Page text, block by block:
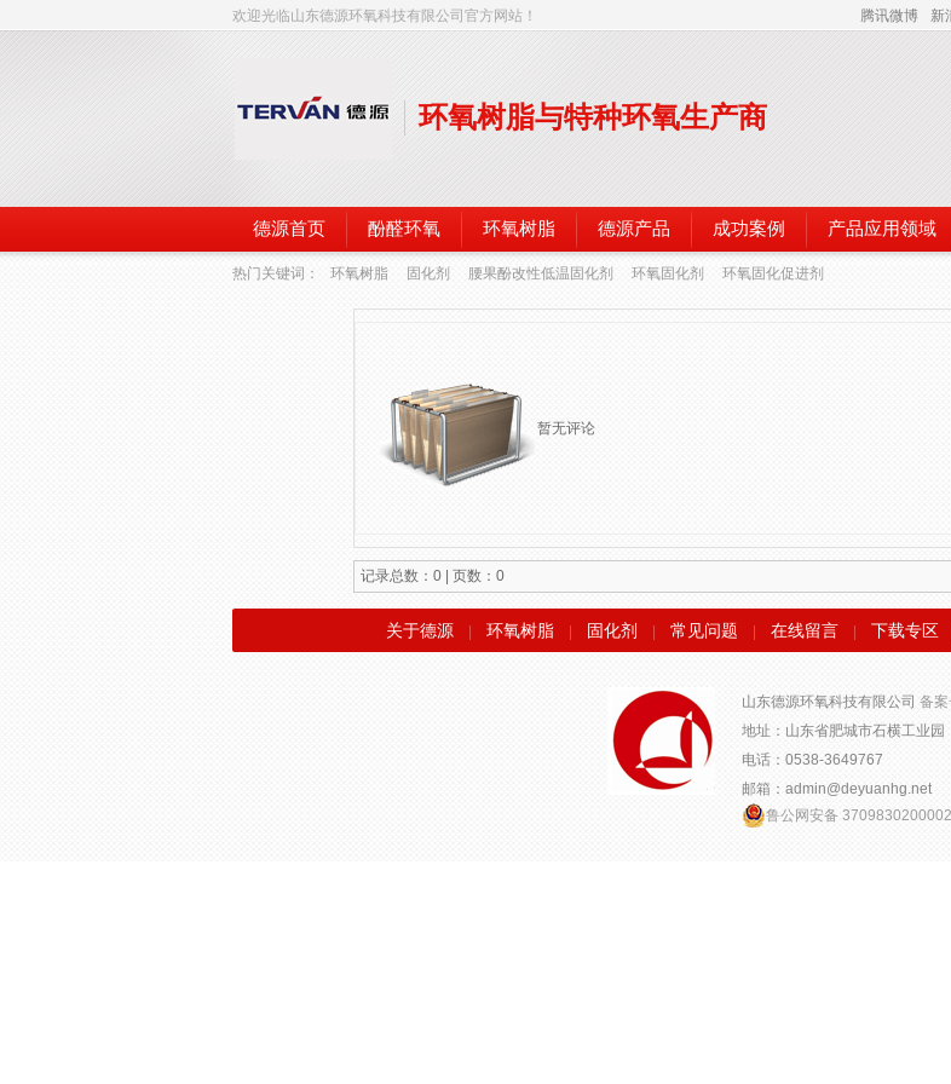
欢迎光临山东德源环氧科技有限公司官方网站！ 腾讯微博 新
环氧树脂与特种环氧生产商
德源首页 酚醛环氧 环氧树脂 德源产品 成功案例 产品应用领域
热门关键词： 环氧树脂 固化剂 腰果酚改性低温固化剂 环氧固化剂 环氧固化促进剂
暂无评论
记录总数：0 | 页数：0
关于德源 环氧树脂 固化剂 常见问题 在线留言 下载专区
山东德源环氧科技有限公司 备
地址：山东省肥城市石横工业园
电话：0538-3649767
邮箱：admin@deyuanhg.net
鲁公网安备